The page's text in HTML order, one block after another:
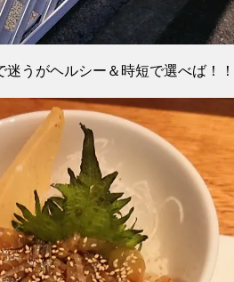
うがヘルシー＆時短で選べば！！